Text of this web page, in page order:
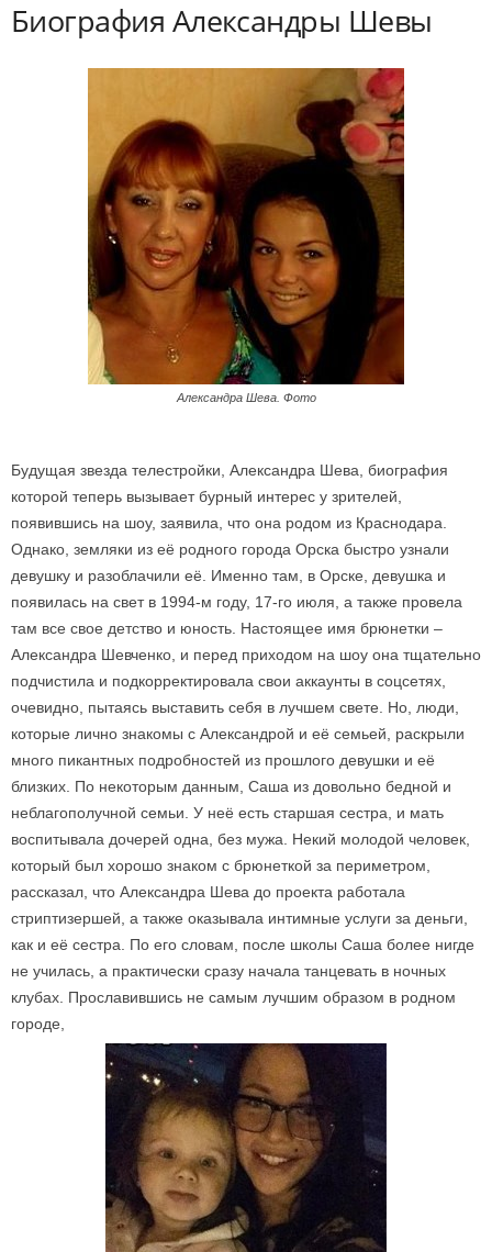
Биография Александры Шевы
Александра Шева. Фото
Будущая звезда телестройки, Александра Шева, биография
которой теперь вызывает бурный интерес у зрителей,
появившись на шоу, заявила, что она родом из Краснодара.
Однако, земляки из её родного города Орска быстро узнали
девушку и разоблачили её. Именно там, в Орске, девушка и
появилась на свет в 1994-м году, 17-го июля, а также провела
там все свое детство и юность. Настоящее имя брюнетки –
Александра Шевченко, и перед приходом на шоу она тщательно
подчистила и подкорректировала свои аккаунты в соцсетях,
очевидно, пытаясь выставить себя в лучшем свете. Но, люди,
которые лично знакомы с Александрой и её семьей, раскрыли
много пикантных подробностей из прошлого девушки и её
близких. По некоторым данным, Саша из довольно бедной и
неблагополучной семьи. У неё есть старшая сестра, и мать
воспитывала дочерей одна, без мужа. Некий молодой человек,
который был хорошо знаком с брюнеткой за периметром,
рассказал, что Александра Шева до проекта работала
стриптизершей, а также оказывала интимные услуги за деньги,
как и её сестра. По его словам, после школы Саша более нигде
не училась, а практически сразу начала танцевать в ночных
клубах. Прославившись не самым лучшим образом в родном
городе,